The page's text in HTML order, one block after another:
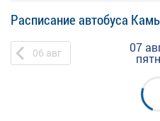
Расписание автобуса
06 авг 07